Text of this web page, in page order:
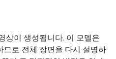
상이 생성됩니다. 이 모델은
므로 전체 장면을 다시 설명하